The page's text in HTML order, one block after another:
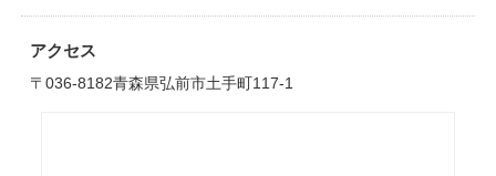
アクセス
〒036-8182青森県弘前市土手町117-1